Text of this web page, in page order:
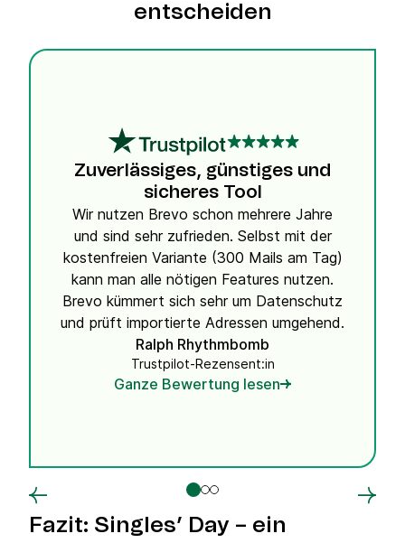
entscheiden
Zuverlässiges, günstiges und
sicheres Tool
Wir nutzen Brevo schon mehrere Jahre
und sind sehr zufrieden. Selbst mit der
kostenfreien Variante (300 Mails am Tag)
kann man alle nötigen Features nutzen.
Brevo kümmert sich sehr um Datenschutz
und prüft importierte Adressen umgehend.
Ralph Rhythmbomb
Trustpilot-Rezensent:in
Ganze Bewertung lesen
Fazit: Singles’ Day – ein